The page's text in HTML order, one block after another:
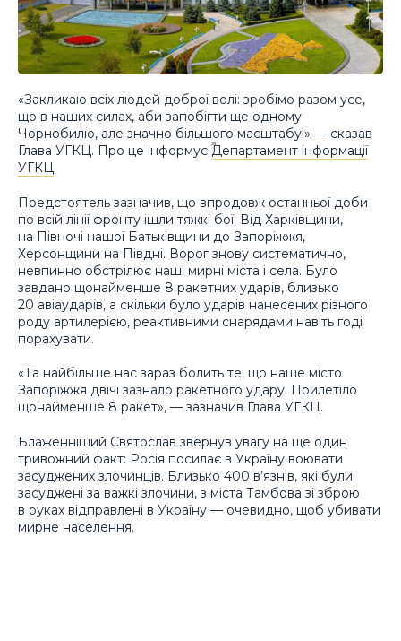
«Закликаю всіх людей доброї волі: зробімо разом усе,
що в наших силах, аби запобігти ще одному
Чорнобилю, але значно більшого масштабу!» — сказав
Глава УГКЦ. Про це інформуєДепартамент інформації
УГКЦ.
Предстоятель зазначив, що впродовж останньої доби
по всій лінії фронту ішли тяжкі бої. Від Харківщини,
на Півночі нашої Батьківщини до Запоріжжя,
Херсонщини на Півдні. Ворог знову систематично,
невпинно обстрілює наші мирні міста і села. Було
завдано щонайменше 8 ракетних ударів, близько
20 авіаударів, а скільки було ударів нанесених різного
роду артилерією, реактивними снарядами навіть годі
порахувати.
«Та найбільше нас зараз болить те, що наше місто
Запоріжжя двічі зазнало ракетного удару. Прилетіло
щонайменше 8 ракет», — зазначив Глава УГКЦ.
Блаженніший Святослав звернув увагу на ще один
тривожний факт: Росія посилає в Україну воювати
засуджених злочинців. Близько 400 в’язнів, які були
засуджені за важкі злочини, з міста Тамбова зі зброю
в руках відправлені в Україну — очевидно, щоб убивати
мирне населення.